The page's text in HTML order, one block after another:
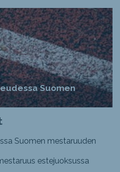
Suomen
Suomen mestaruuden
estejuoksussa